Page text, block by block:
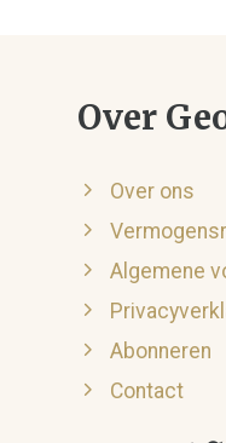
Over
Over ons
Algemene
Abonneren
Contact